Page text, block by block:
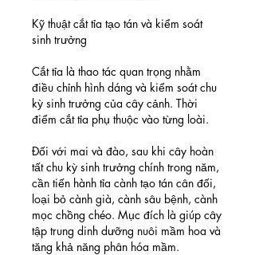
Kỹ thuật cắt tỉa tạo tán và kiểm soát
sinh trưởng
Cắt tỉa là thao tác quan trọng nhằm
điều chỉnh hình dáng và kiểm soát chu
kỳ sinh trưởng của cây cảnh. Thời
điểm cắt tỉa phụ thuộc vào từng loài.
Đối với mai và đào, sau khi cây hoàn
tất chu kỳ sinh trưởng chính trong năm,
cần tiến hành tỉa cành tạo tán cân đối,
loại bỏ cành già, cành sâu bệnh, cành
mọc chồng chéo. Mục đích là giúp cây
tập trung dinh dưỡng nuôi mầm hoa và
tăng khả năng phân hóa mầm.